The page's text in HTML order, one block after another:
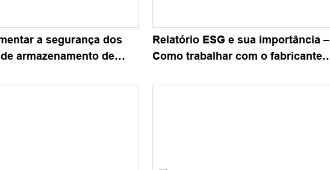
a segurança dos
armazenamento de
Relatório ESG e sua importância –
Como trabalhar com o fabricante